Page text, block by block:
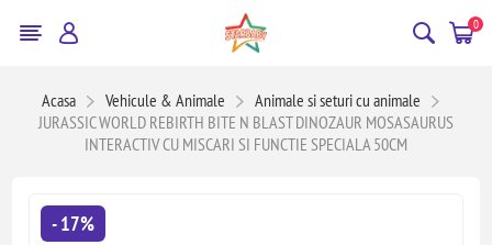
0
Acasa Vehicule & Animale
Animale si seturi cu animale
JURASSIC WORLD REBIRTH BITE N BLAST DINOZAUR MOSASAURUS
INTERACTIV CU MISCARI SI FUNCTIE SPECIALA 50CM
- 17%